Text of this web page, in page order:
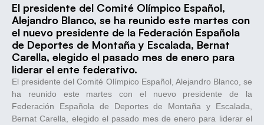
El presidente del Comité Olímpico Español,
Alejandro Blanco, se ha reunido este martes con
el nuevo presidente de la Federación Española
de Deportes de Montaña y Escalada, Bernat
Carella, elegido el pasado mes de enero para
liderar el ente federativo.
El presidente del Comité Olímpico Español, Alejandro Blanco, se
ha reunido este martes con el nuevo presidente de la
Federación Española de Deportes de Montaña y Escalada,
Bernat Carella, elegido el pasado mes de enero para liderar el